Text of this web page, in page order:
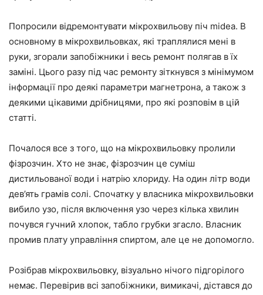
Попросили відремонтувати мікрохвильову піч midea. В
основному в мікрохвильовках, які траплялися мені в
руки, згорали запобіжники і весь ремонт полягав в їх
заміні. Цього разу під час ремонту зіткнувся з мінімумом
інформації про деякі параметри магнетрона, а також з
деякими цікавими дрібницями, про які розповім в цій
статті.
Почалося все з того, що на мікрохвильовку пролили
фізрозчин. Хто не знає, фізрозчин це суміш
дистильованої води і натрію хлориду. На один літр води
дев’ять грамів солі. Спочатку у власника мікрохвильовки
вибило узо, після включення узо через кілька хвилин
почувся гучний хлопок, табло грубки згасло. Власник
промив плату управління спиртом, але це не допомогло.
Розібрав мікрохвильовку, візуально нічого підгорілого
немає. Перевірив всі запобіжники, вимикачі, дістався до